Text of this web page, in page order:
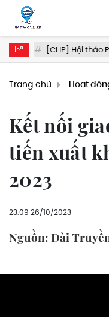
[CLIP] Hội thảo Phát
Trang chủ Hoạt
Kết nối
tiến xuất
2023
23:09 26/10/2023
Nguồn: Đài